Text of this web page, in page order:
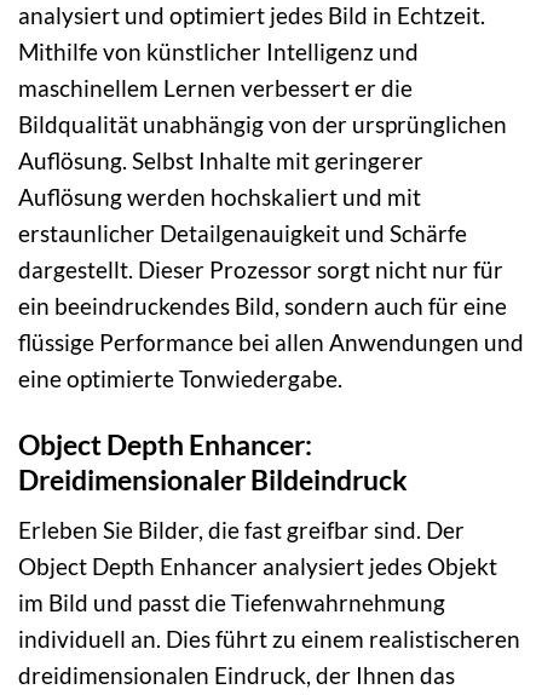
analysiert und optimiert jedes Bild in Echtzeit.
Mithilfe von künstlicher Intelligenz und
maschinellem Lernen verbessert er die
Bildqualität unabhängig von der ursprünglichen
Auflösung. Selbst Inhalte mit geringerer
Auflösung werden hochskaliert und mit
erstaunlicher Detailgenauigkeit und Schärfe
dargestellt. Dieser Prozessor sorgt nicht nur für
ein beeindruckendes Bild, sondern auch für eine
flüssige Performance bei allen Anwendungen und
eine optimierte Tonwiedergabe.
Object Depth Enhancer:
Dreidimensionaler Bildeindruck
Erleben Sie Bilder, die fast greifbar sind. Der
Object Depth Enhancer analysiert jedes Objekt
im Bild und passt die Tiefenwahrnehmung
individuell an. Dies führt zu einem realistischeren
dreidimensionalen Eindruck, der Ihnen das